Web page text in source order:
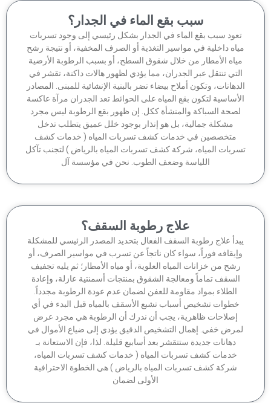
سبب بقع الماء في الجدار؟
سبب بقع الماء في الجدار بشكل رئيسي إلى وجود تسربات
داخلية في مواسير التغذية أو الصرف المخفية، أو نتيجة رشح
الأمطار من خلال شقوق السطح، أو بسبب الرطوبة الأرضية
تنتقل عبر الجدران، مما يؤدي لظهور هالات داكنة، تقشر في
وتكون أملاح بيضاء تضر بالبنية الإنشائية للمبنى. المصادر
لتكون بقع المياه على الحوائط تعد الجدران مرآة عاكسة
لصحة السباكة والمنشأة ككل. إن ظهور بقع الرطوبة ليس مجرد
مشكلة جمالية، بل هو إنذار بوجود خلل عميق يتطلب تدخل
متخصصين في خدمات كشف تسربات المياه ( خدمات كشف
المياه، شركة كشف تسربات المياه بالرياض ) لتجنب تآكل
اللياسة وضعف الطوب. نحن في مؤسسة آل
علاج رطوبة السقف؟
علاج رطوبة السقف الفعال بتحديد المصدر الرئيسي للمشكلة
فوراً، سواء كان ناتجاً عن تسرب في مواسير الصرف، أو
رشح من خزانات المياه العلوية، أو مياه الأمطار؛ ثم يليه تجفيف
السقف تماماً ومعالجة الشقوق بمنتجات أسمنتية عازلة، وإعادة
الطلاء بمواد مقاومة للعفن لضمان عدم عودة الرطوبة مجدداً.
خطوات تشخيص أسباب تشبع الأسقف بالمياه قبل البدء في أي
إصلاحات ظاهرية، يجب أن ندرك أن الرطوبة هي مجرد عرض
خفي. إهمال التشخيص الدقيق يؤدي إلى ضياع الأموال في
دهانات جديدة ستتقشر بعد أسابيع قليلة. لذا، فإن الاستعانة بـ
خدمات كشف تسربات المياه ( خدمات كشف تسربات المياه،
شركة كشف تسربات المياه بالرياض ) هي الخطوة الاحترافية
الأولى لضمان